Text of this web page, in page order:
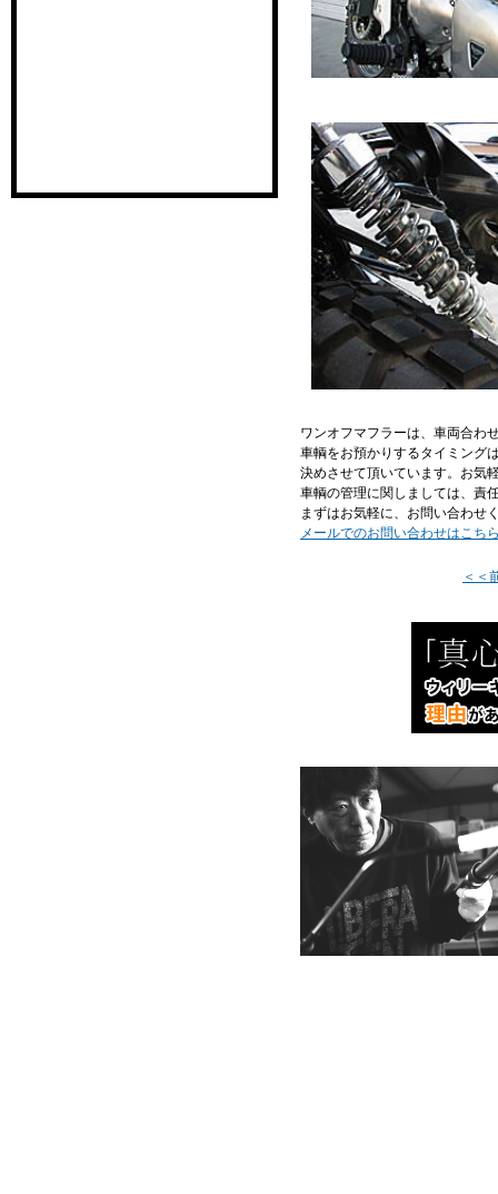
ワンオフマフラーは、車両合わ
車輌をお預かりするタイミング
決めさせて頂いています。お気
車輌の管理に関しましては、責
まずはお気軽に、お問い合わせ
メールでのお問い合わせはこち
＜＜